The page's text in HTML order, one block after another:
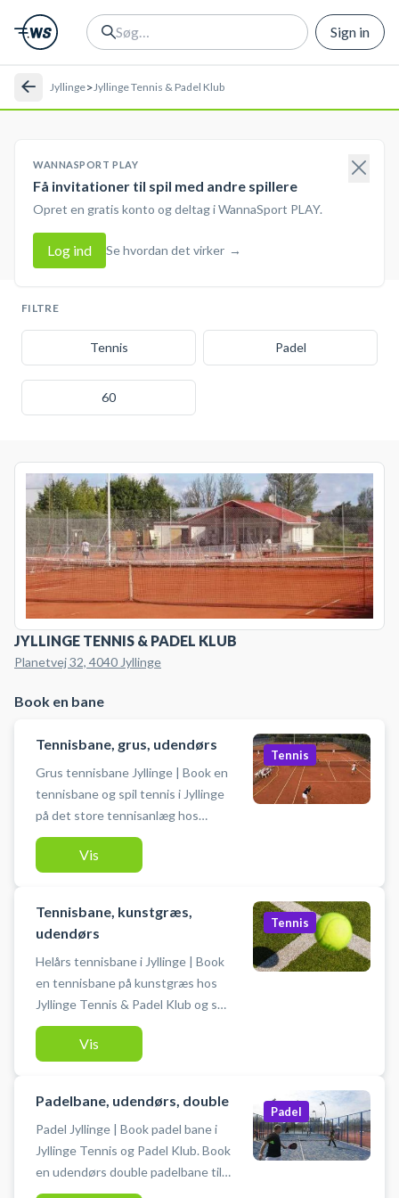
Sign in
Jyllinge> Jyllinge Tennis & Padel Klub
WANNASPORT PLAY
Få invitationer til spil med andre spillere
Opret en gratis konto og deltag i WannaSport PLAY.
Log ind Se hvordan det virker →
FILTRE
Tennis Padel
60
JYLLINGE TENNIS & PADEL KLUB
Planetvej 32, 4040 Jyllinge
Book en bane
Tennisbane, grus, udendørs
Grus tennisbane Jyllinge | Book en
tennisbane og spil tennis i Jyllinge
på det store tennisanlæg hos
Jylling Tennis & Padel Klub ikke
langt fra nabobyer som
grus tennisbane med lys hos
Jyllinge Tennis & Padel Klub. Der er
gratis parkering ved tennisbanerne
på Planetvej 32, 4040 Jyllinge og
du medbringer selv ketcher og
bolde.
Vis
Tennis
Tennisbane, kunstgræs,
udendørs
Helårs tennisbane i Jyllinge | Book
en tennisbane på kunstgræs hos
Jyllinge Tennis & Padel Klub og spil
tennis i Jyllinge på tennisklubbens
store tennisanlæg, ikke langt fra
udendørs kunstgræs tennisbane
med lys hos Jyllinge Tennis & Padel
Klub. Der er gratis parkering ved
kunstgræs tennisbanerne på
Vis
Tennis
Padelbane, udendørs, double
Padel Jyllinge | Book padel bane i
Jyllinge Tennis og Padel Klub. Book
en udendørs double padelbane til 4
personer og spil padeltennis i
Padel